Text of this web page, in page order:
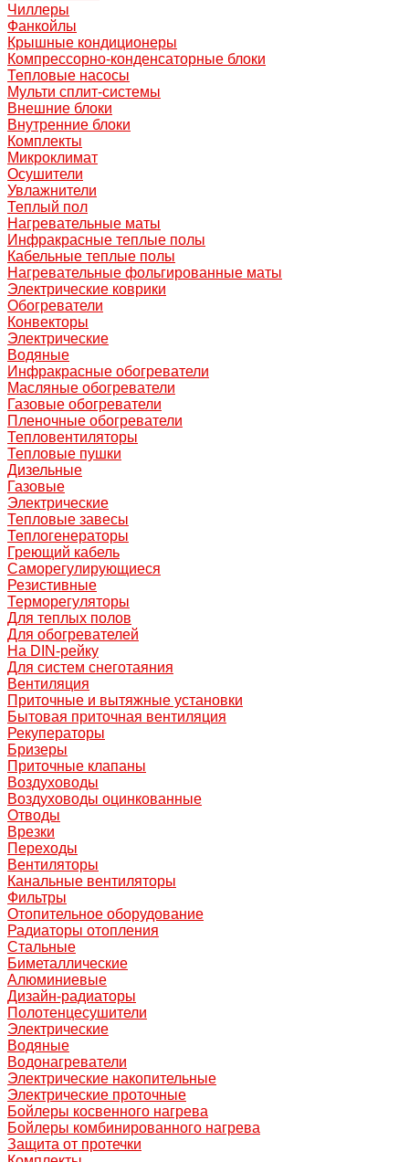
Чиллеры
Фанкойлы
Крышные кондиционеры
Компрессорно-конденсаторные блоки
Тепловые насосы
Мульти сплит-системы
Внешние блоки
Внутренние блоки
Комплекты
Микроклимат
Осушители
Увлажнители
Теплый пол
Нагревательные маты
Инфракрасные теплые полы
Кабельные теплые полы
Нагревательные фольгированные маты
Электрические коврики
Обогреватели
Конвекторы
Электрические
Водяные
Инфракрасные обогреватели
Масляные обогреватели
Газовые обогреватели
Пленочные обогреватели
Тепловентиляторы
Тепловые пушки
Дизельные
Газовые
Электрические
Тепловые завесы
Теплогенераторы
Греющий кабель
Саморегулирующиеся
Резистивные
Терморегуляторы
Для теплых полов
Для обогревателей
На DIN-рейку
Для систем снеготаяния
Вентиляция
Приточные и вытяжные установки
Бытовая приточная вентиляция
Рекуператоры
Бризеры
Приточные клапаны
Воздуховоды
Воздуховоды оцинкованные
Отводы
Врезки
Переходы
Вентиляторы
Канальные вентиляторы
Фильтры
Отопительное оборудование
Радиаторы отопления
Стальные
Биметаллические
Алюминиевые
Дизайн-радиаторы
Полотенцесушители
Электрические
Водяные
Водонагреватели
Электрические накопительные
Электрические проточные
Бойлеры косвенного нагрева
Бойлеры комбинированного нагрева
Защита от протечки